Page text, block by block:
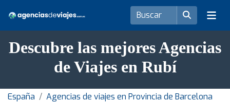
Descubre las mejores Agencias
de Viajes en Rubí
España
Agencias de viajes en Provincia de Barcelona